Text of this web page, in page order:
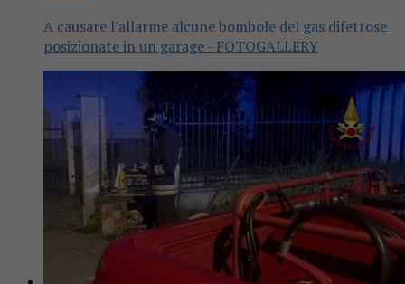
A causare l'allarme alcune bombole del gas difettose
posizionate in un garage - FOTOGALLERY